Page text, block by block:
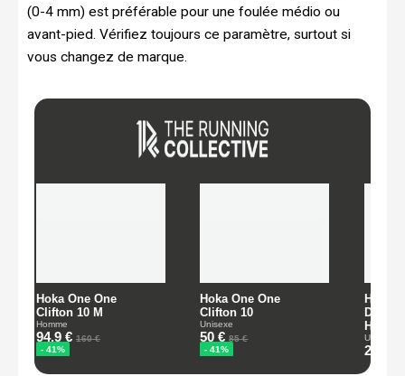
(0-4 mm) est préférable pour une foulée médio ou
avant-pied. Vérifiez toujours ce paramètre, surtout si
vous changez de marque.